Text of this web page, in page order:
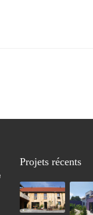
Projets récents